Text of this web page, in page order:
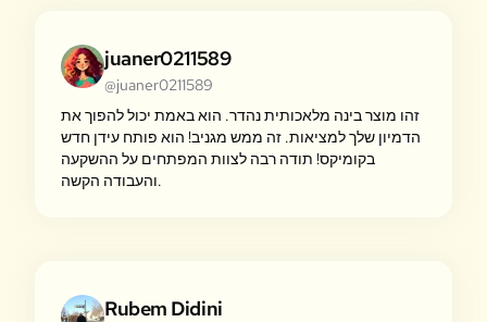
juaner0211589
@juaner0211589
זהו מוצר בינה מלאכותית נהדר. הוא באמת יכול להפוך את
הדמיון שלך למציאות. זה ממש מגניב! הוא פותח עידן חדש
בקומיקס! תודה רבה לצוות המפתחים על ההשקעה
והעבודה הקשה.
Rubem Didini